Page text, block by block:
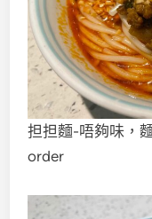
担担麵-唔夠味，
order